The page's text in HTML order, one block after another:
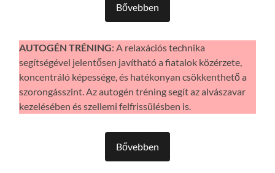
Bővebben
AUTOGÉN TRÉNING: A relaxációs technika
segítségével jelentősen javítható a fiatalok közérzete,
koncentráló képessége, és hatékonyan csökkenthető a
szorongásszint. Az autogén tréning segít az alvászavar
kezelésében és szellemi felfrissülésben is.
Bővebben